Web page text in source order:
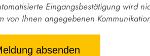
Eingangsbestätigung wird
von Ihnen angegebenen
absenden